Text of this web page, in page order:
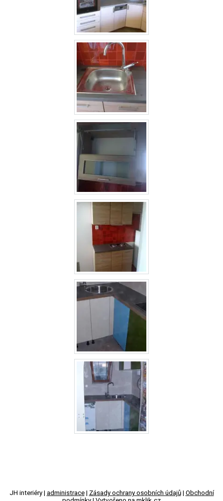
JH interiéry | administrace| Zásady ochrany osobních údajů| Obchodní